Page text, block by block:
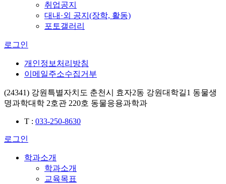
취업공지
대내·외 공지(장학, 활동)
포토갤러리
로그인
개인정보처리방침
이메일주소수집거부
(24341) 강원특별자치도 춘천시 효자2동 강원대학길1 동물생
명과학대학 2호관 220호 동물응용과학과
T : 033-250-8630
로그인
학과소개
학과소개
교육목표